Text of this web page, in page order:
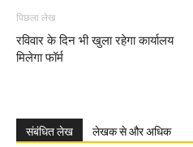
पिछला लेख
रविवार के दिन भी खुला रहेगा कार्यालय
मिलेगा फॉर्म
संबंधित लेख लेखक से और अधिक